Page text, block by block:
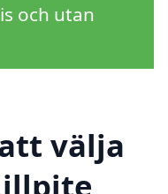
och utan
välja